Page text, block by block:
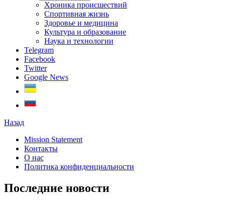
Хроника происшествий
Спортивная жизнь
Здоровье и медицина
Культура и образование
Наука и технологии
Telegram
Facebook
Twitter
Google News
Назад
Mission Statement
Контакты
О нас
Политика конфиденциальности
Последние новости